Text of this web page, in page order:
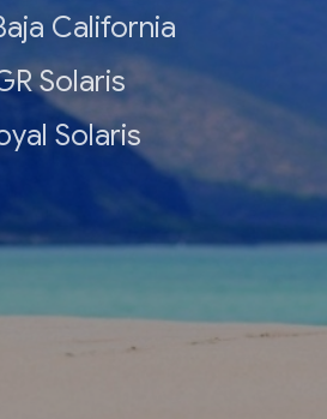
California
Solaris
Solaris